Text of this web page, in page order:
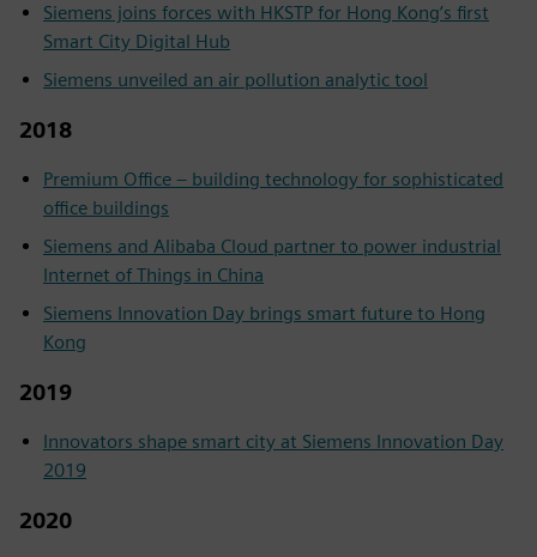
Siemens joins forces with HKSTP for Hong Kong’s first
Smart City Digital Hub
Siemens unveiled an air pollution analytic tool
2018
Premium Office – building technology for sophisticated
office buildings
Siemens and Alibaba Cloud partner to power industrial
Internet of Things in China
Siemens Innovation Day brings smart future to Hong
Kong
2019
Innovators shape smart city at Siemens Innovation Day
2019
2020